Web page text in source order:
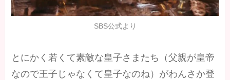
SBS公式より
とにかく若くて素敵な皇子さまたち（父親が皇帝
なので王子じゃなくて皇子なのね）がわんさか登